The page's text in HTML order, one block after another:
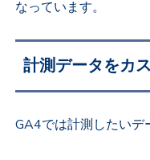
なっています。
計測データをカ
GA4では計測したいデ